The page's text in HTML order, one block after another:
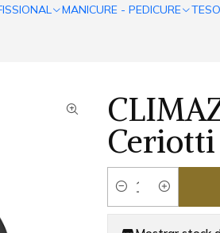
MANICURE - PEDICURE
Quantity